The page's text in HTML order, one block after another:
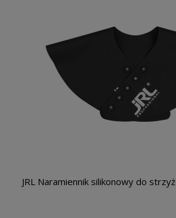
JRL Naramiennik silikonowy do